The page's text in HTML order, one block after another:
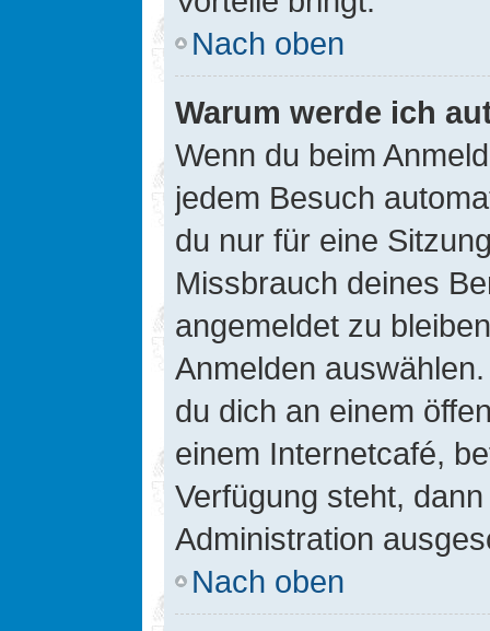
Nach oben
Warum werde ich
Wenn du beim
jedem Besuch
du nur für eine
Missbrauch deines
angemeldet zu
Anmelden
du dich an einem
einem Internetcafé,
Verfügung steht,
Administration
Nach oben